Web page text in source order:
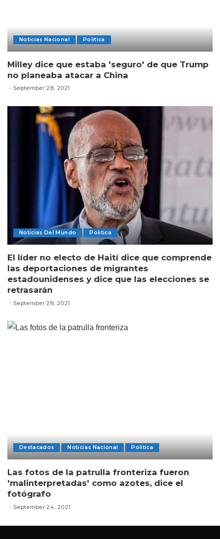
Noticias Nacional Politica
Milley dice que estaba 'seguro' de que Trump
no planeaba atacar a China
September 28, 2021
Noticias Del Mundo Politica
El líder no electo de Haití dice que comprende
las deportaciones de migrantes
estadounidenses y dice que las elecciones se
retrasarán
September 28, 2021
Destacados Noticias Nacional Politica
Las fotos de la patrulla fronteriza fueron
'malinterpretadas' como azotes, dice el
fotógrafo
September 24, 2021